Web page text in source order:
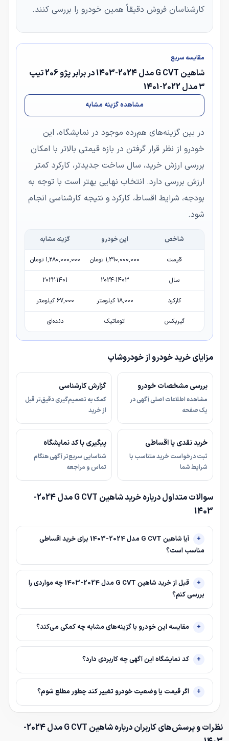
کارشناسان فروش دقیقاً همین خودرو را بررسی کنند.
مقایسه سریع
شاهین G CVT مدل 2024-1403 در برابر پژو 206 تیپ
۳ مدل 2022-1401
مشاهده گزینه مشابه
در بین گزینه‌های هم‌رده موجود در نمایشگاه، این
خودرو از نظر قرار گرفتن در بازه قیمتی بالاتر با امکان
بررسی ارزش خرید، سال ساخت جدیدتر، کارکرد کمتر
ارزش بررسی دارد. انتخاب نهایی بهتر است با توجه به
بودجه، شرایط اقساط، کارکرد و نتیجه کارشناسی انجام
شود.
شاخص این خودرو گزینه مشابه
قیمت 1,290,000,000 تومان 1,280,000,000 تومان
سال 2024-1403
2022-1401
کارکرد 18,000 کیلومتر 67,000 کیلومتر
گیربکس اتوماتیک دنده‌ای
مزایای خرید خودرو از خودروشاپ
بررسی مشخصات خودرو
مشاهده اطلاعات اصلی آگهی در
یک صفحه
گزارش کارشناسی
کمک به تصمیم‌گیری دقیق‌تر قبل
از خرید
خرید نقدی یا اقساطی
ثبت درخواست خرید متناسب با
شرایط شما
پیگیری با کد نمایشگاه
شناسایی سریع‌تر آگهی هنگام
تماس و مراجعه
سوالات متداول درباره خرید شاهین G CVT مدل 2024-
1403
آیا شاهین G CVT مدل 2024-1403 برای خرید اقساطی
مناسب است؟
قبل از خرید شاهین G CVT مدل 2024-1403 چه مواردی را
بررسی کنم؟
مقایسه این خودرو با گزینه‌های مشابه چه کمکی می‌کند؟
کد نمایشگاه این آگهی چه کاربردی دارد؟
اگر قیمت یا وضعیت خودرو تغییر کند چطور مطلع شوم؟
نظرات و پرسش‌های کاربران درباره شاهین G CVT مدل 2024-